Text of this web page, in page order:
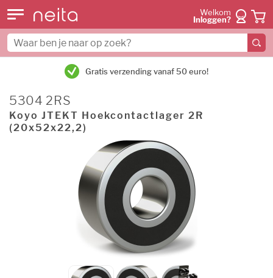
Welkom
Inloggen?
Gratis verzending vanaf 50 euro!
5304 2RS
Koyo JTEKT Hoekcontactlager 2R
(20x52x22,2)